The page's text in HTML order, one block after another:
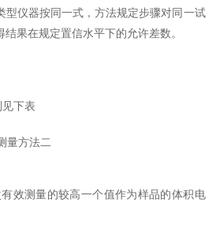
型仪器按同一式，方法规定步骤对同一试
果在规定置信水平下的允许差数。
见下表
效测量的较高一个值作为样品的体积电